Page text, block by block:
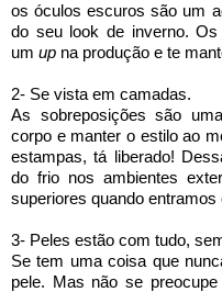
os óculos escuros são um
do seu look de inverno.
um up na produção e te
2- Se vista em camadas.
As sobreposições são
corpo e manter o estilo ao
estampas, tá liberado!
do frio nos ambientes
superiores quando
3- Peles estão com tudo,
Se tem uma coisa que
pele. Mas não se